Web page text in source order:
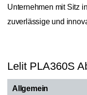
Unternehmen mit Sitz
zuverlässige und
Lelit PLA360S
Allgemein